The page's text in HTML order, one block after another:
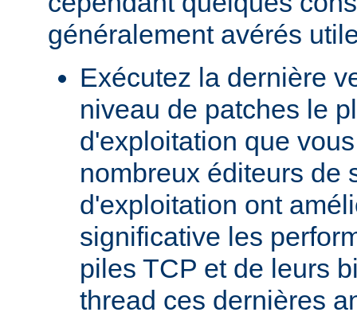
généralement avérés
Exécutez la dernière
niveau de patches le
d'exploitation que
nombreux éditeurs de
d'exploitation ont
significative les
piles TCP et de leurs
thread ces dernières